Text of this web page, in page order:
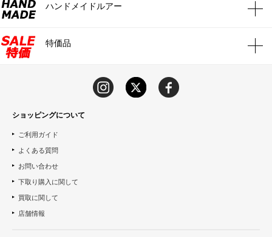
ハンドメイドルアー
特価品
ショッピングについて
ご利用ガイド
よくある質問
お問い合わせ
下取り購入に関して
買取に関して
店舗情報